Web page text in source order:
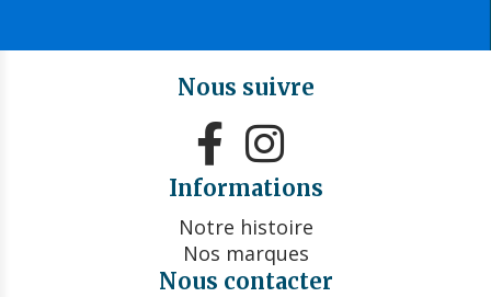
Nous suivre
 
Informations
Notre histoire
Nos marques
Nous contacter